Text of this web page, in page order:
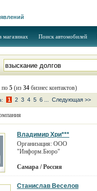
магазинах Поиск автомобилей
по 5 (из 34 бизнес контактов)
1 2 3 4 5 6 Следующая >>
Владимир Хри***
Организация: ООО
"Информ.Бюро"
Самара / Россия
Станислав Веселов